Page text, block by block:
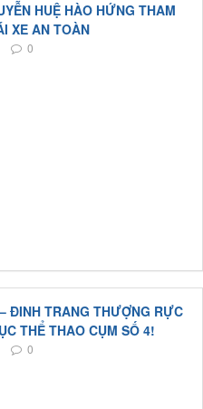
HUỆ HÀO HỨNG THAM
XE AN TOÀN
0
ĐINH TRANG THƯỢNG RỰC
THỂ THAO CỤM SỐ 4!
0